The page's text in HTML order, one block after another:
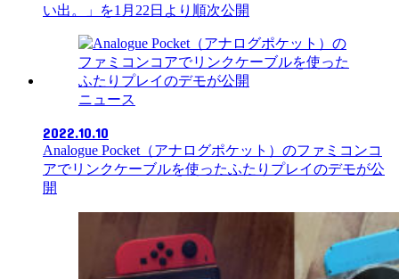
い出。」を1月22日より順次公開
ニュース
2022.10.10
Analogue Pocket（アナログポケット）のファミコンコ
アでリンクケーブルを使ったふたりプレイのデモが公
開